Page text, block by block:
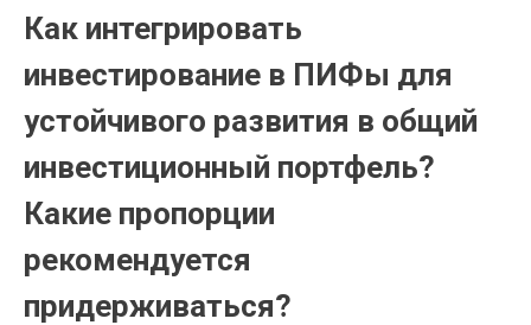
Как интегрировать
инвестирование в ПИФы для
устойчивого развития в общий
инвестиционный портфель?
Какие пропорции
рекомендуется
придерживаться?